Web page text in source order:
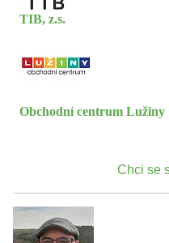
TIB, z.s.
Obchodní centrum Lužiny
Chci se